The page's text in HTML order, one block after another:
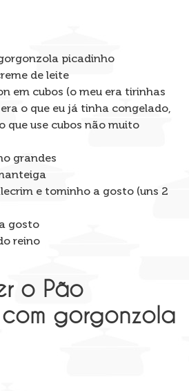
picadinho
de leite
em cubos (o meu era tirinhas
o que eu já tinha congelado,
que use cubos não muito
grandes
e tominho a gosto (uns 2
gosto
reino
o Pão
gorgonzola